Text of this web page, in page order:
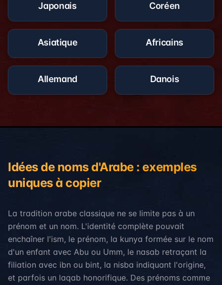
Japonais Coréen
Asiatique Africains
Allemand Danois
Idées de noms d'Arabe : exemples
uniques à copier
La tradition arabe classique ne se limite pas à un
prénom et un nom. L'identité complète pouvait
enchaîner l'ism, le prénom, la kunya formée sur le nom
d'un enfant avec Abu ou Umm, le nasab retraçant la
filiation avec ibn ou bint, la nisba indiquant l'origine,
et parfois un laqab honorifique. Des prénoms comme